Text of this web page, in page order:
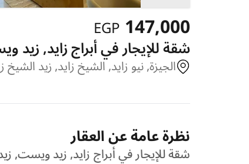
147,000
EGP
شقة للإيجار في أبراج زايد, زيد
الجيزة, نيو زايد, الشيخ زايد, زيد
نظرة عامة عن العقار
شقة للإيجار في أبراج زايد, زيد ويست, زيد